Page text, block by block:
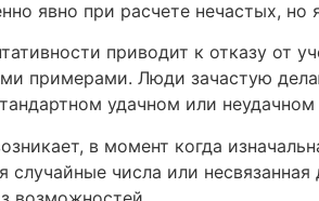
явно при расчете нечастых, но
приводит к отказу от
примерами. Люди зачастую
удачном или неудачном
в момент когда
случайные числа или